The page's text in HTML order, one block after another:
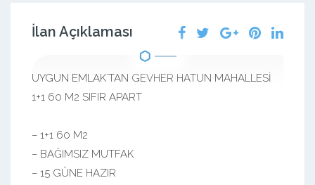
İlan Açıklaması
UYGUN EMLAK`TAN GEVHER HATUN MAHALLESİ
1+1 60 M2 SIFIR APART
– 1+1 60 M2
– BAĞIMSIZ MUTFAK
– 15 GÜNE HAZIR